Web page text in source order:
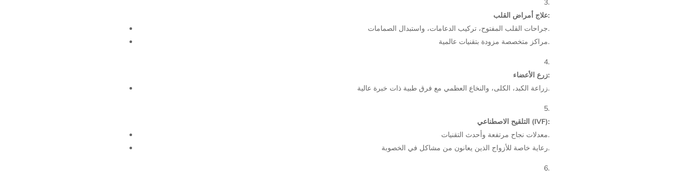
علاج أمراض القلب:
جراحات القلب المفتوح، تركيب الدعامات، واستبدال الصمامات.
مراكز متخصصة مزودة بتقنيات عالمية.
زرع الأعضاء:
زراعة الكبد، الكلى، والنخاع العظمي مع فرق طبية ذات خبرة عالية.
التلقيح الاصطناعي (IVF):
معدلات نجاح مرتفعة وأحدث التقنيات.
رعاية خاصة للأزواج الذين يعانون من مشاكل في الخصوبة.